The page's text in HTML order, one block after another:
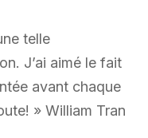
telle
J’ai aimé le fait
avant chaque
» William Tran